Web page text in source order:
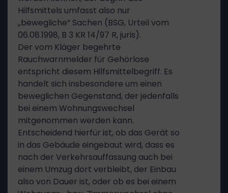
Hilfsmittels umfasst also nur
„bewegliche“ Sachen (BSG, Urteil vom
06.08.1998, B 3 KR 14/97 R, juris).
Der vom Kläger begehrte
Rauchwarnmelder für Gehörlose
entspricht diesem Hilfsmittelbegriff. Es
handelt sich insbesondere um einen
beweglichen Gegenstand, der jedenfalls
bei einem Wohnungswechsel
mitgenommen werden kann.
Entscheidend hierfür ist, ob das Gerät so
in das Gebäude eingebaut wird, dass es
nach der Verkehrsauffassung auch bei
einem Umzug dort verbleibt, der Einbau
also von Dauer ist, oder ob es bei einem